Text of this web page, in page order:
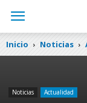
Inicio Noticias
Noticias Actualidad